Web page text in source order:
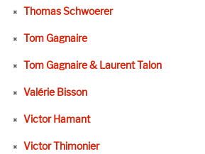
Thomas Schwoerer
Tom Gagnaire
Tom Gagnaire & Laurent Talon
Valérie Bisson
Victor Hamant
Victor Thimonier